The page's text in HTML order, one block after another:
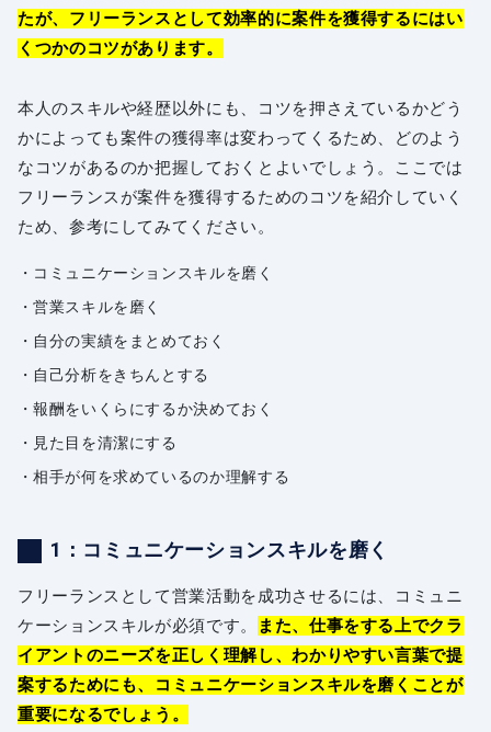
たが、フリーランスとして効率的に案件を獲得するにはい
くつかのコツがあります。
本人のスキルや経歴以外にも、コツを押さえているかどう
かによっても案件の獲得率は変わってくるため、どのよう
なコツがあるのか把握しておくとよいでしょう。ここでは
フリーランスが案件を獲得するためのコツを紹介していく
ため、参考にしてみてください。
コミュニケーションスキルを磨く
営業スキルを磨く
自分の実績をまとめておく
自己分析をきちんとする
報酬をいくらにするか決めておく
見た目を清潔にする
相手が何を求めているのか理解する
1：コミュニケーションスキルを磨く
フリーランスとして営業活動を成功させるには、コミュニ
ケーションスキルが必須です。
また、仕事をする上でクラ
イアントのニーズを正しく理解し、わかりやすい言葉で提
案するためにも、コミュニケーションスキルを磨くことが
重要になるでしょう。